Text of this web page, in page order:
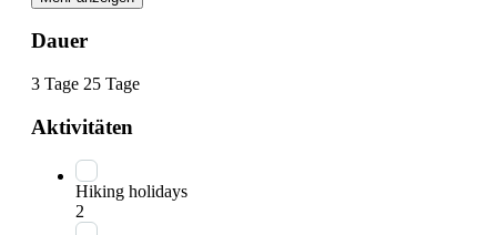
Dauer
3 Tage 25 Tage
Aktivitäten
Hiking holidays
2